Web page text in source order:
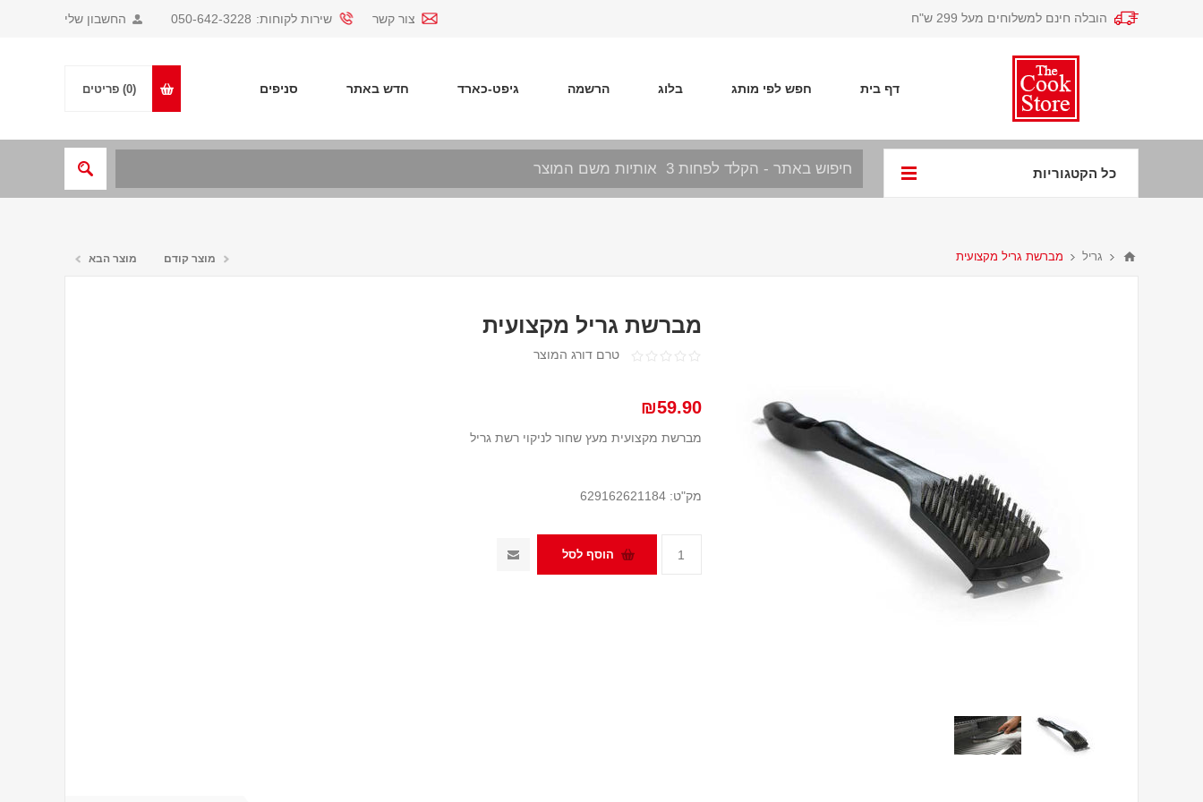
החשבון שלי צור קשר שירות לקוחות: 050-642-3228 הובלה חינם למשלוחים מעל 299 ש"ח
דף בית חפש לפי מותג בלוג הרשמה גיפט-כארד חדש באתר סניפים (0) פריטים
כל הקטגוריות
גריל מברשת גריל מקצועית מוצר קודם מוצר הבא
מברשת גריל מקצועית
טרם דורג המוצר
₪59.90
מברשת מקצועית מעץ שחור לניקוי רשת גריל
מק"ט: 629162621184